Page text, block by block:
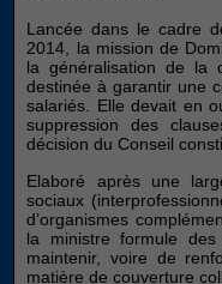
Lancée dans le cadre
2014, la mission de
la généralisation de la
destinée à garantir une
salariés. Elle devait en
suppression des
décision du Conseil
Elaboré après une
sociaux
d’organismes
la ministre formule
maintenir, voire de
matière de couverture